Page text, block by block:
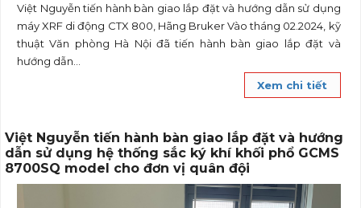
Việt Nguyễn tiến hành bàn giao lắp đặt và hướng dẫn sử dụng
máy XRF di động CTX 800, Hãng Bruker Vào tháng 02.2024, kỹ
thuật Văn phòng Hà Nội đã tiến hành bàn giao lắp đặt và
hướng dẫn...
Xem chi tiết
Việt Nguyễn tiến hành bàn giao lắp đặt và hướng
dẫn sử dụng hệ thống sắc ký khí khối phổ GCMS
8700SQ model cho đơn vị quân đội